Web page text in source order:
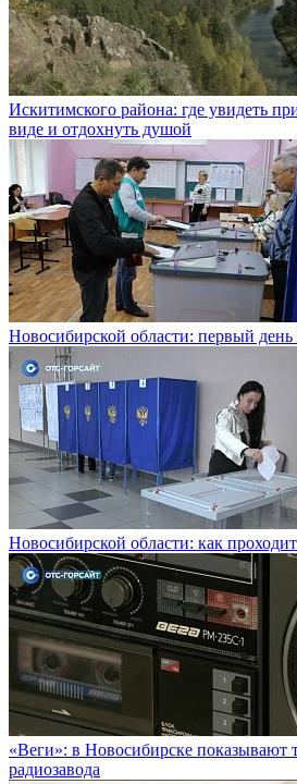
Искитимского района: где увидеть
виде и отдохнуть душой
Новосибирской области: первый день
Новосибирской области: как
«Веги»: в Новосибирске показывают
радиозавода